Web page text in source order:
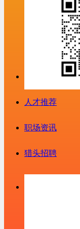
人才推荐
职场资讯
猎头招聘